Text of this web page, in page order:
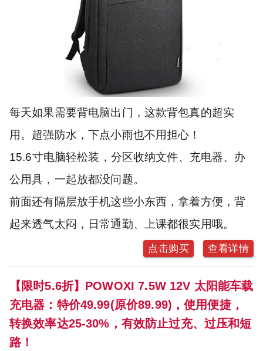
每天如果需要背电脑出门，这款背包真的超实
用。超强防水，下点小雨也不用担心！
15.6寸电脑轻松装，分区收纳文件、充电器、办
公用具，一起放都没问题。
前面还有隔层放手机这些小东西，拿着方便，背
起来透气太闷，日常通勤、上课都很实用哦。
点击购买 查看详情
【限时5.6折】POWOXI 7.5W 12V 太阳能车载
充电器：特价49.99(原价89.99)，使用便捷，
转换效率达25-30%，有效防止过充、过压和短
路！